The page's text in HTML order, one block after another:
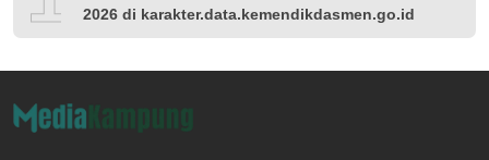
2026 di karakter.data.kemendikdasmen.go.id